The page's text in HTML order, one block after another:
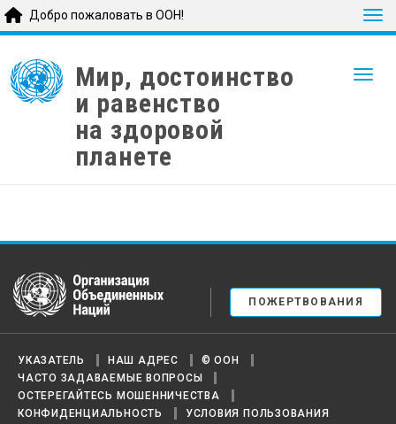
main
content
Добро пожаловать в ООН!
Мир, достоинство
и равенство
на здоровой
планете
United Nations
ПОЖЕРТВОВАНИЯ
УКАЗАТЕЛЬ НАШ АДРЕС
© ООН
ЧАСТО ЗАДАВАЕМЫЕ ВОПРОСЫ
ОСТЕРЕГАЙТЕСЬ МОШЕННИЧЕСТВА
КОНФИДЕНЦИАЛЬНОСТЬ
УСЛОВИЯ ПОЛЬЗОВАНИЯ